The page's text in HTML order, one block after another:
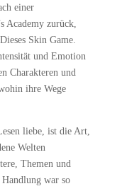
einer
Academy zurück,
Skin Game.
und Emotion
Charakteren und
ihre Wege
liebe, ist die Art,
Welten
Themen und
war so